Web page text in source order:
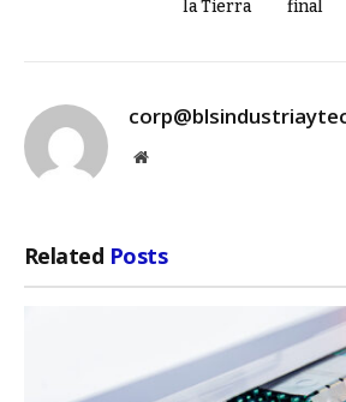
la Tierra
final
Website
Related Posts